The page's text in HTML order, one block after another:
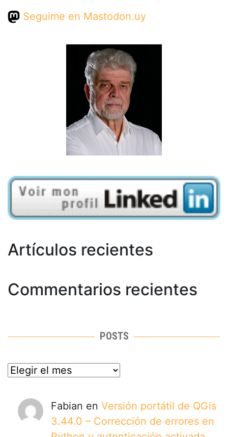
Seguime en Mastodon.uy
Artículos recientes
Commentarios recientes
POSTS
posts
Fabian en Versión portátil de QGis
3.44.0 – Corrección de errores en